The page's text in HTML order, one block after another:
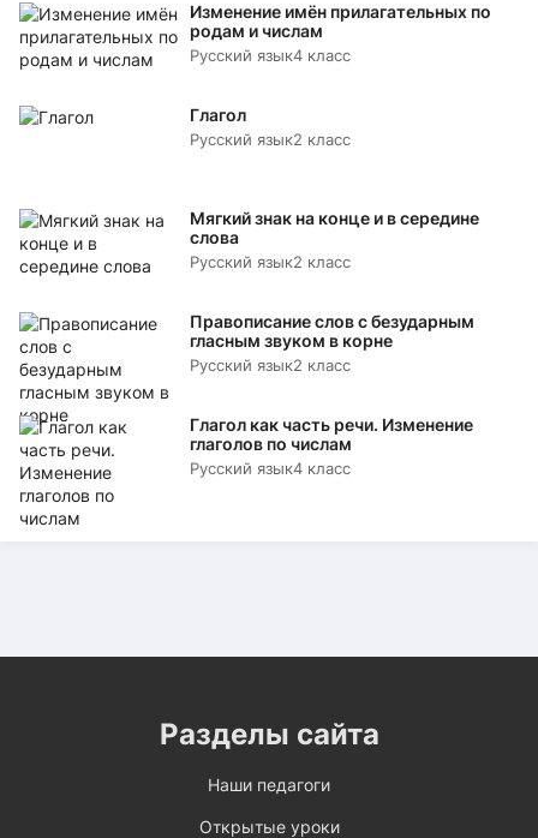
Изменение имён прилагательных по
родам и числам
Русский язык4 класс
Глагол
Русский язык2 класс
Мягкий знак на конце и в середине
слова
Русский язык2 класс
Правописание слов с безударным
гласным звуком в корне
Русский язык2 класс
Глагол как часть речи. Изменение
глаголов по числам
Русский язык4 класс
Разделы сайта
Наши педагоги
Открытые уроки